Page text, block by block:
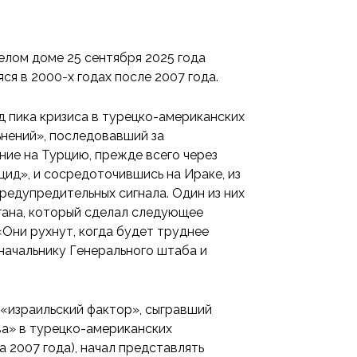
доме 25 сентября 2025 года
в 2000-х годах после 2007 года.
кризиса в турецко-американских
последовавший за
на Турцию, прежде всего через
и сосредоточившись на Ираке, из
сигнала. Один из них
который сделал следующее
рухнут, когда будет труднее
Генерального штаба и
фактор», сыгравший
в турецко-американских
года), начал представлять